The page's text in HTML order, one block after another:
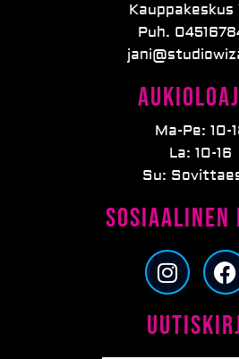
Kauppakeskus
Puh.
Ma-Pe: 10-
La: 10-16
Su:
Sosiaalinen
I
n
t
F
a
e